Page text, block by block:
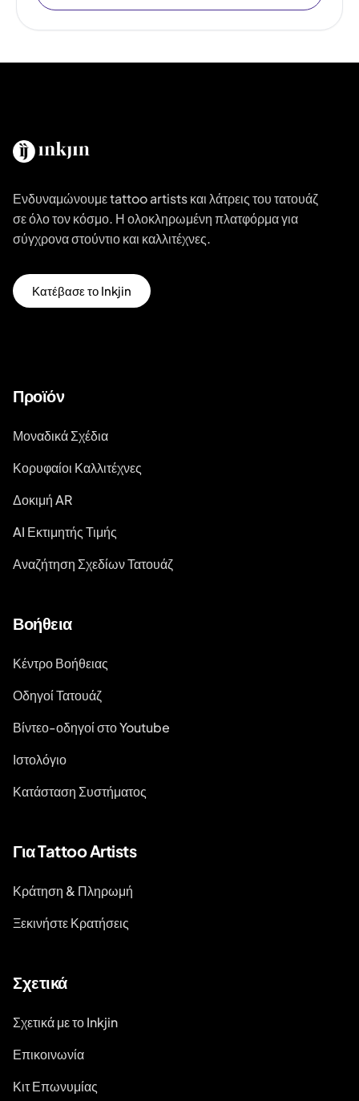
Ενδυναμώνουμε tattoo artists και λάτρεις του τατουάζ
σε όλο τον κόσμο. Η ολοκληρωμένη πλατφόρμα για
σύγχρονα στούντιο και καλλιτέχνες.
Κατέβασε το Inkjin
Προϊόν
Μοναδικά Σχέδια
Κορυφαίοι Καλλιτέχνες
Δοκιμή AR
AI Εκτιμητής Τιμής
Αναζήτηση Σχεδίων Τατουάζ
Βοήθεια
Κέντρο Βοήθειας
Οδηγοί Τατουάζ
Βίντεο-οδηγοί στο Youtube
Ιστολόγιο
Κατάσταση Συστήματος
Για Tattoo Artists
Κράτηση & Πληρωμή
Ξεκινήστε Κρατήσεις
Σχετικά
Σχετικά με το Inkjin
Επικοινωνία
Κιτ Επωνυμίας